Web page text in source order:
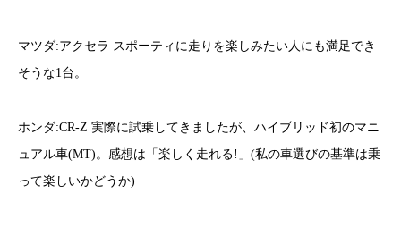
マツダ:アクセラ スポーティに走りを楽しみたい人にも満足でき
そうな1台。
ホンダ:CR-Z 実際に試乗してきましたが、ハイブリッド初のマニ
ュアル車(MT)。感想は「楽しく走れる!」(私の車選びの基準は乗
って楽しいかどうか)